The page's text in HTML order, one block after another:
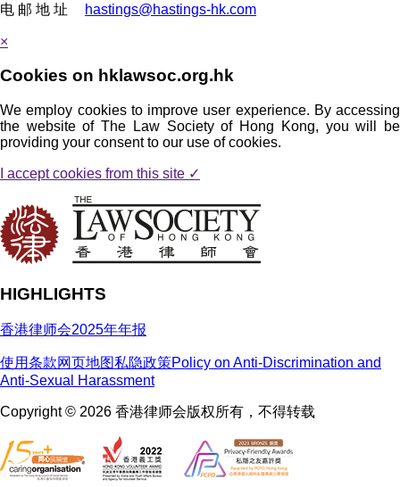
电 邮 地 址
hastings@hastings-hk.com
×
Cookies on hklawsoc.org.hk
We employ cookies to improve user experience. By accessing
the website of The Law Society of Hong Kong, you will be
providing your consent to our use of cookies.
I accept cookies from this site ✓
HIGHLIGHTS
香港律师会2025年年报
使用条款网页地图私隐政策Policy on Anti-Discrimination and
Anti-Sexual Harassment
Copyright © 2026 香港律师会版权所有，不得转载